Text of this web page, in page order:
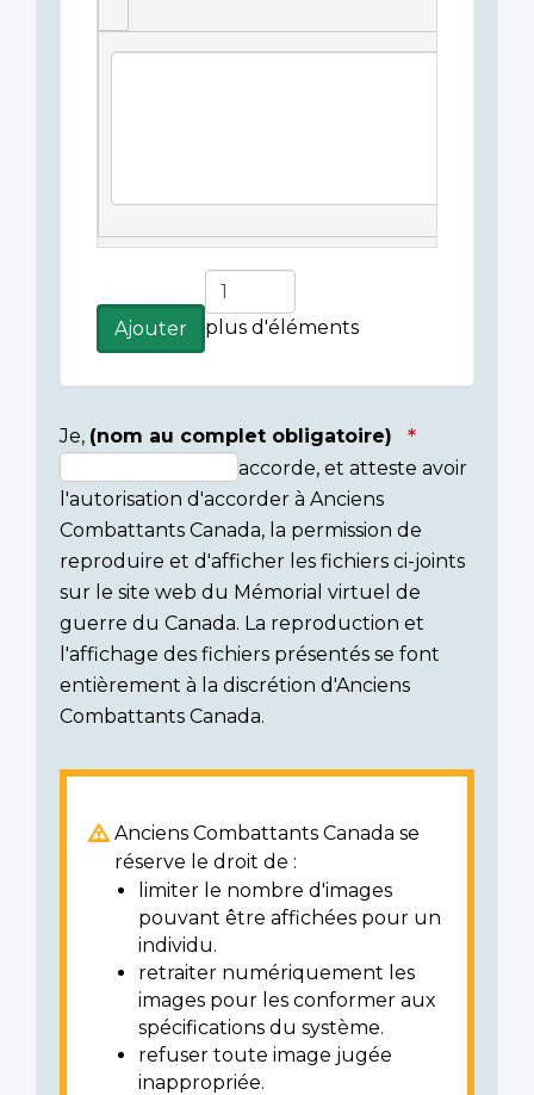
Ajouter
Ajouter
plus
d'éléments
plus d'éléments
Consent
section
Je, (nom au complet obligatoire)
accorde, et atteste avoir
l'autorisation d'accorder à Anciens
Combattants Canada, la permission de
reproduire et d'afficher les fichiers ci-joints
sur le site web du Mémorial virtuel de
guerre du Canada. La reproduction et
l'affichage des fichiers présentés se font
entièrement à la discrétion d'Anciens
Combattants Canada.
Anciens Combattants Canada se
réserve le droit de :
limiter le nombre d'images
pouvant être affichées pour un
individu.
retraiter numériquement les
images pour les conformer aux
spécifications du système.
refuser toute image jugée
inappropriée.